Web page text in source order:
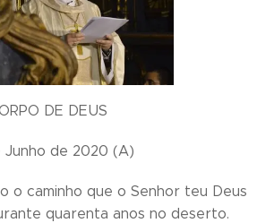
DE DEUS
Junho de 2020 (A)
o caminho que o Senhor teu Deus
quarenta anos no deserto.